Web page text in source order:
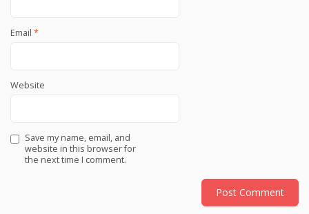
Email *
Website
Save my name, email, and
website in this browser for
the next time I comment.